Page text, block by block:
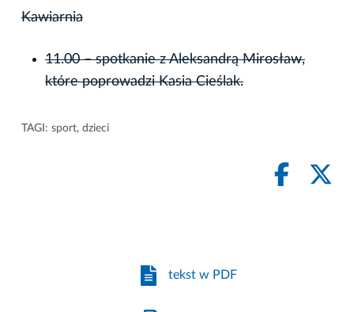
Kawiarnia
11.00 – spotkanie z Aleksandrą Mirosław,
które poprowadzi Kasia Cieślak.
TAGI: sport, dzieci
tekst w PDF